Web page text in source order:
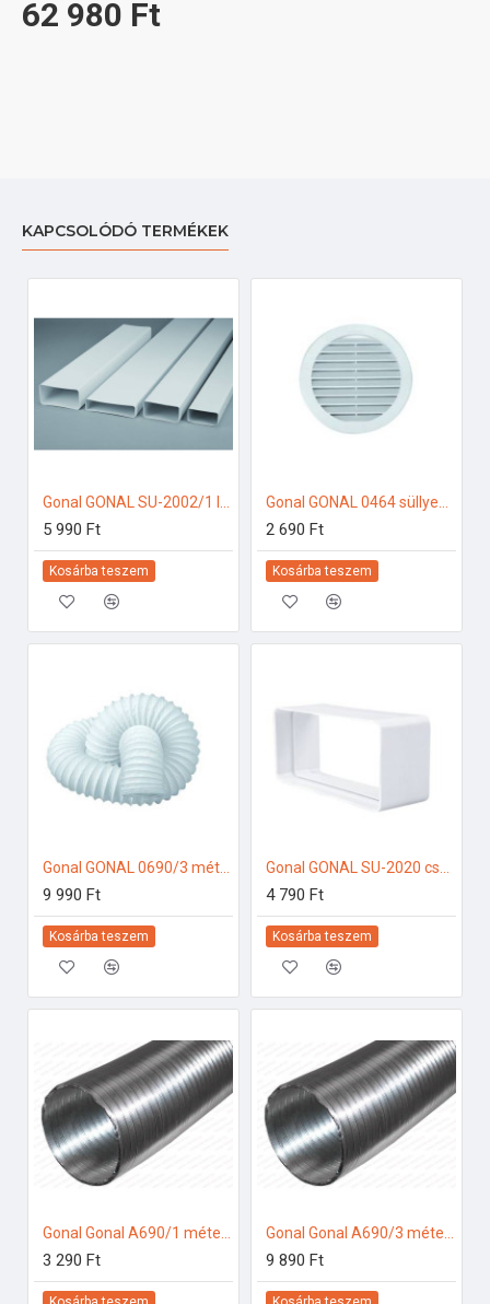
62 980 Ft
KAPCSOLÓDÓ TERMÉKEK
Gonal GONAL SU-2002/1 lapos csatorna, 90x180 L=1000 150-es páraelszívóhoz
5 990 Ft
Kosárba teszem
Gonal GONAL 0464 süllyesztett fix rács, NA150 150-es páraelszívóhoz
2 690 Ft
Kosárba teszem
Gonal GONAL 0690/3 méter Flexi PVC cső, Á150 mm 150-es páraelszívóhoz
9 990 Ft
Kosárba teszem
Gonal GONAL SU-2020 csatlakozó/toldó 90x180 150-es páraelszívóhoz
4 790 Ft
Kosárba teszem
Gonal Gonal A690/1 méter Flexibilis ALU cső Á150 mm 150-es páraelszívóhoz
3 290 Ft
Gonal Gonal A690/3 méter Flexibilis ALU cső Á150 mm 150-es páraelszívóhoz
9 890 Ft